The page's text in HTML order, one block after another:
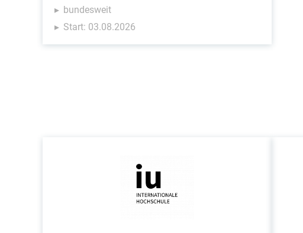
bundesweit
Start: 03.08.2026